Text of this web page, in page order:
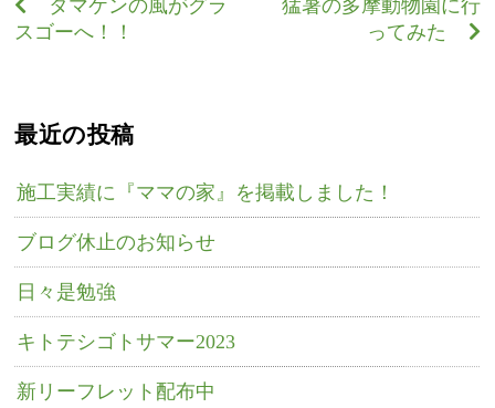
タマケンの風がグラ
スゴーへ！！
猛暑の多摩動物園に行
ってみた
最近の投稿
施工実績に『ママの家』を掲載しました！
ブログ休止のお知らせ
日々是勉強
キトテシゴトサマー2023
新リーフレット配布中